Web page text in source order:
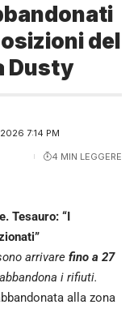
del
Dusty
7:14 PM
4 MIN LEGGERE
Tesauro: “I
arrivare fino a 27
i rifiuti.
alla zona